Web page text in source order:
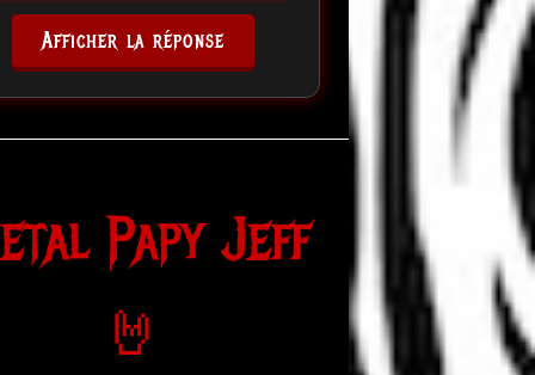
Afficher la réponse
Papy Jeff
🤘